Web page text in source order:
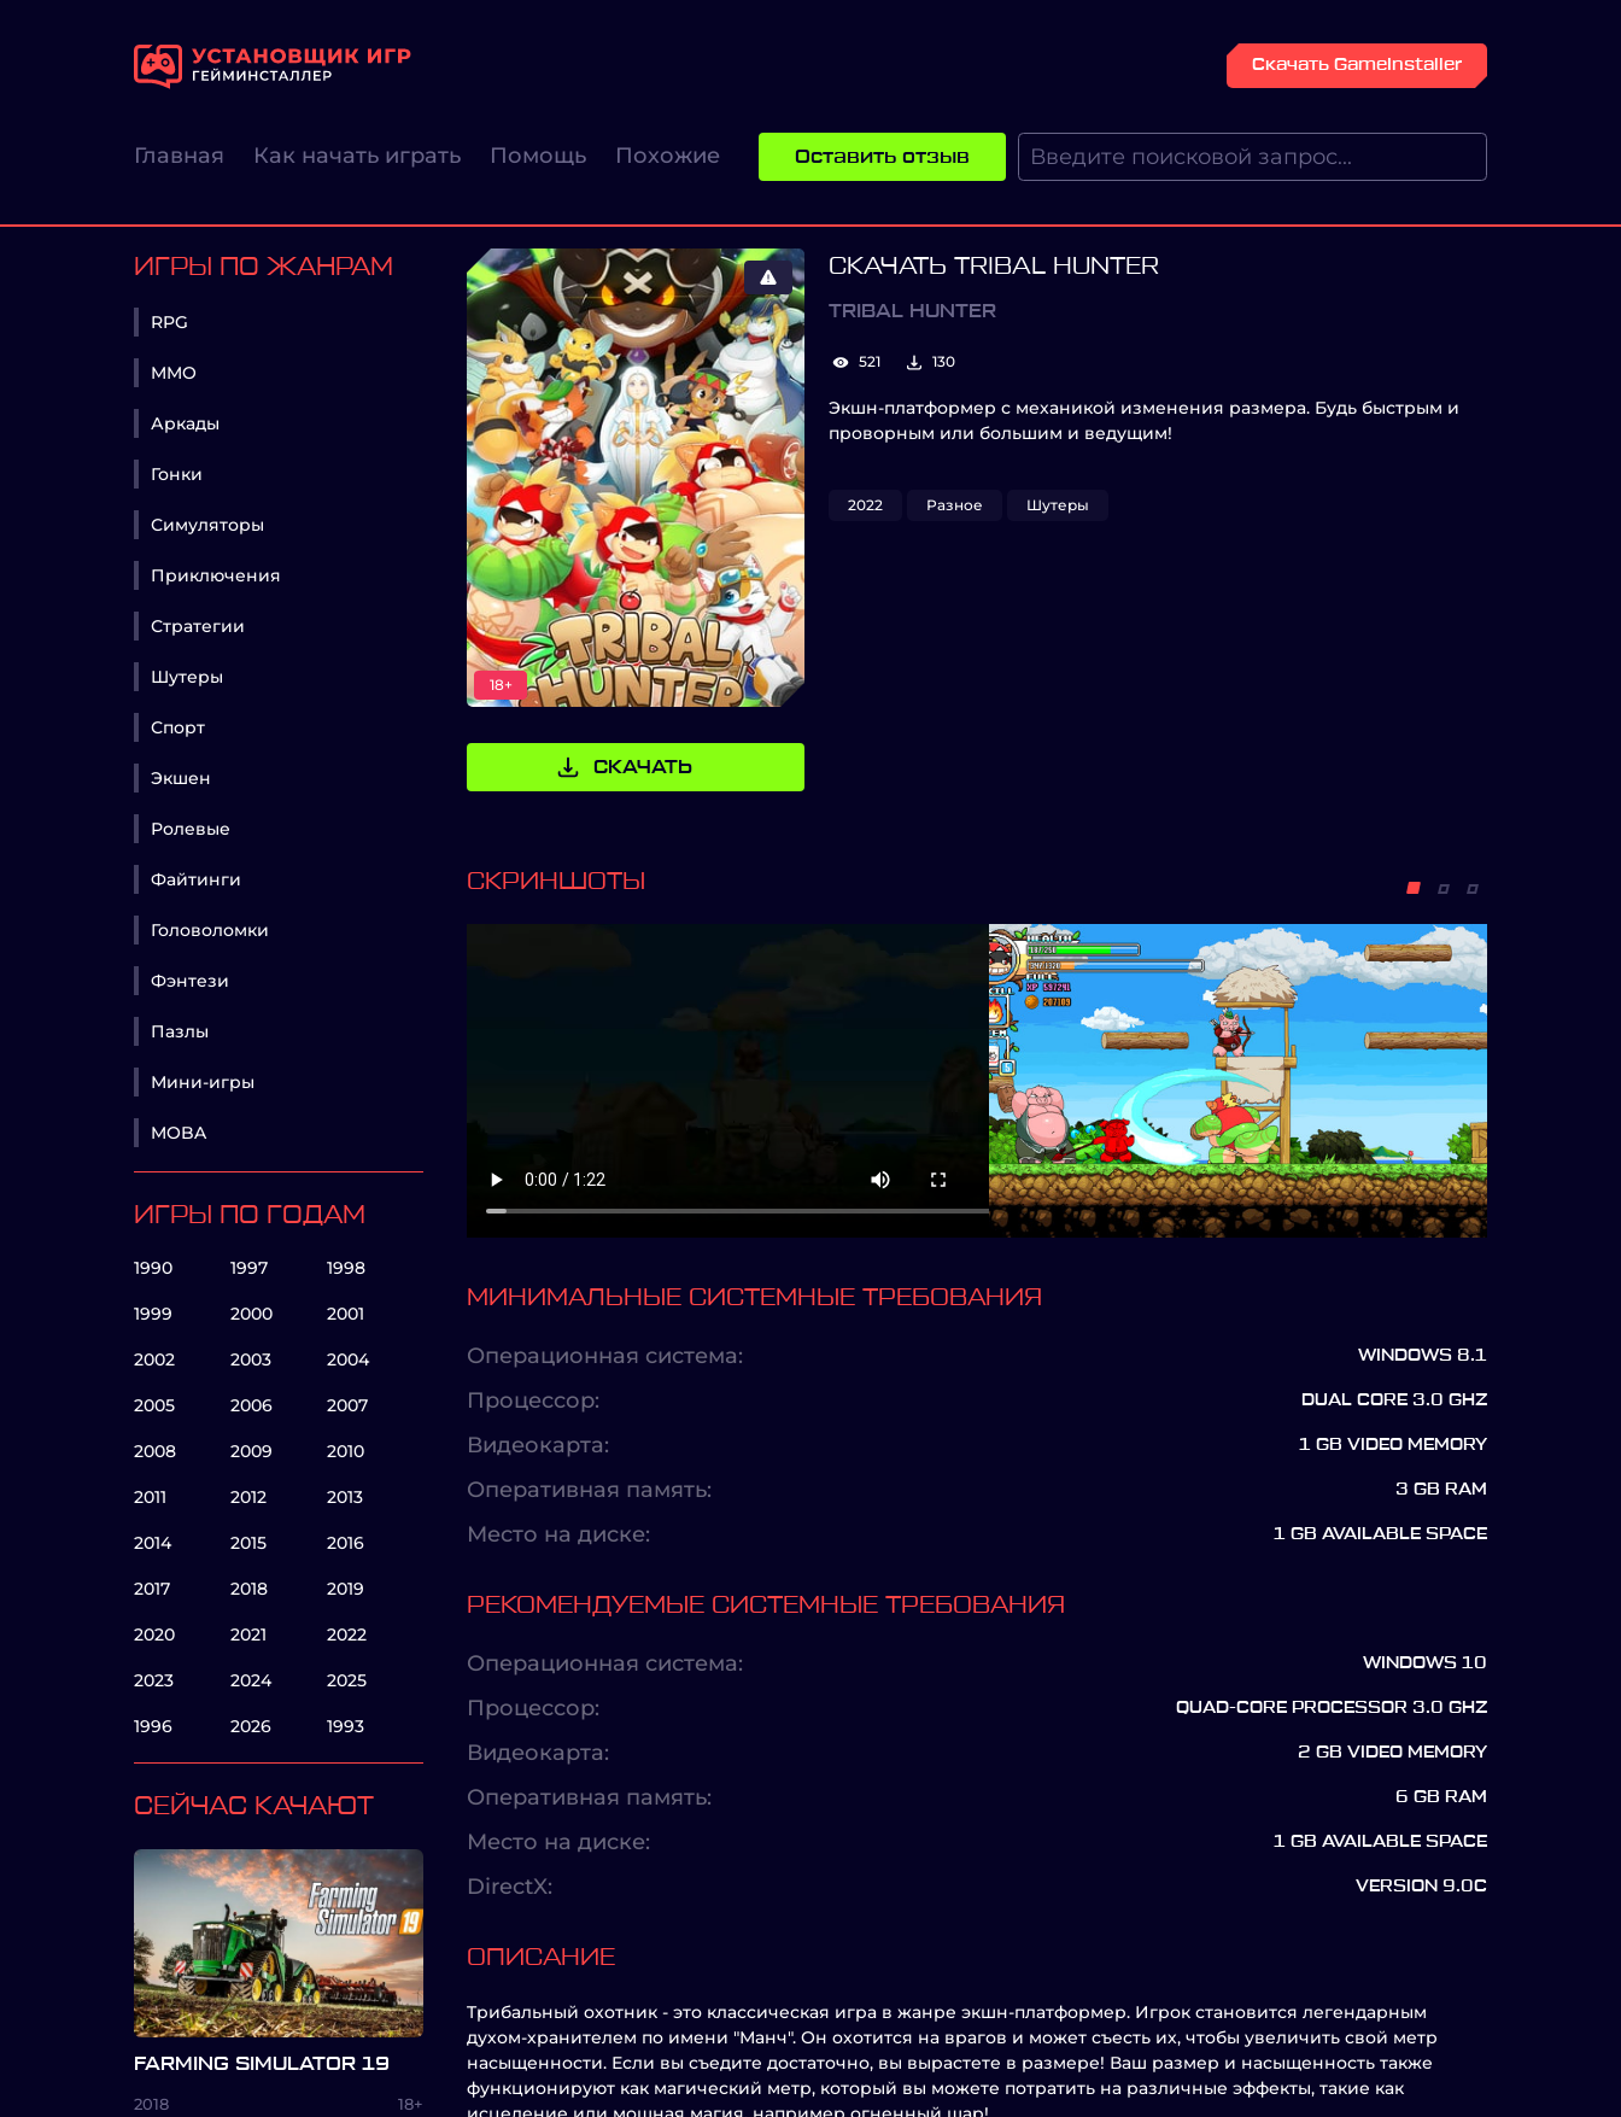
Скачать GameInstaller
Главная Как начать играть Помощь Похожие Оставить отзыв
ИГРЫ ПО ЖАНРАМ
RPG
MMO
Аркады
Гонки
Симуляторы
Приключения
Стратегии
Шутеры
Спорт
Экшен
Ролевые
Файтинги
Головоломки
Фэнтези
Пазлы
Мини-игры
MOBA
ИГРЫ ПО ГОДАМ
1990 1997 1998
1999 2000 2001
2002 2003 2004
2005 2006 2007
2008 2009 2010
2011 2012 2013
2014 2015 2016
2017 2018 2019
2020 2021 2022
2023 2024 2025
1996 2026 1993
СЕЙЧАС КАЧАЮТ
FARMING SIMULATOR 19
2018 18+
18+
СКАЧАТЬ
СКАЧАТЬ TRIBAL HUNTER
TRIBAL HUNTER
521 130
Экшн-платформер с механикой изменения размера. Будь быстрым и
проворным или большим и ведущим!
2022 Разное Шутеры
СКРИНШОТЫ
МИНИМАЛЬНЫЕ СИСТЕМНЫЕ ТРЕБОВАНИЯ
Операционная система: WINDOWS 8.1
Процессор: DUAL CORE 3.0 GHZ
Видеокарта: 1 GB VIDEO MEMORY
Оперативная память: 3 GB RAM
Место на диске: 1 GB AVAILABLE SPACE
РЕКОМЕНДУЕМЫЕ СИСТЕМНЫЕ ТРЕБОВАНИЯ
Операционная система: WINDOWS 10
Процессор: QUAD-CORE PROCESSOR 3.0 GHZ
Видеокарта: 2 GB VIDEO MEMORY
Оперативная память: 6 GB RAM
Место на диске: 1 GB AVAILABLE SPACE
DirectX: VERSION 9.0C
ОПИСАНИЕ
Tрибальный охотник - это классическая игра в жанре экшн-платформер. Игрок становится легендарным
духом-хранителем по имени "Манч". Он охотится на врагов и может съесть их, чтобы увеличить свой метр
насыщенности. Если вы съедите достаточно, вы вырастете в размере! Ваш размер и насыщенность также
функционируют как магический метр, который вы можете потратить на различные эффекты, такие как